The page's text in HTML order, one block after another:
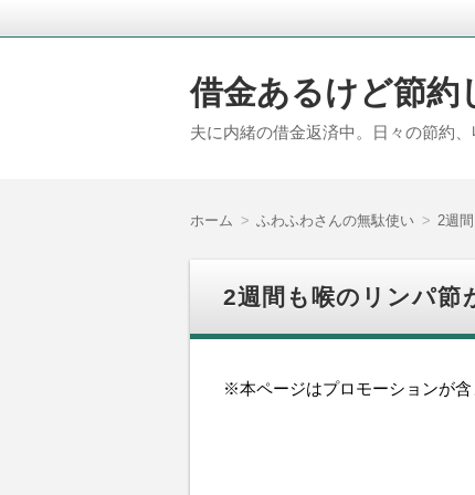
借金あるけど節約
夫に内緒の借金返済中。日々の節約
ホーム ふわふわさんの無駄使い 2週
2週間も喉のリンパ節
※本ページはプロモーションが含